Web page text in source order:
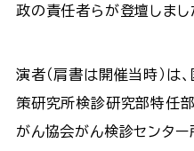
政の責任者らが登壇しまし
演者（肩書は開催当時）は
策研究所検診研究部特任
がん協会がん検診センタ